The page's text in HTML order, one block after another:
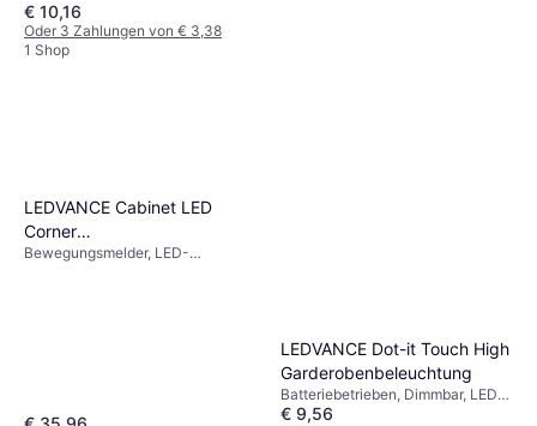
€ 10,16
Oder 3 Zahlungen von € 3,38
1 Shop
LEDVANCE Cabinet LED
Corner
Garderobenbeleuchtung
Bewegungsmelder, LED-
LEDVANCE Dot-it Touch High
Garderobenbeleuchtung
Batteriebetrieben, Dimmbar, LED-
Beleuchtung, Weiß, Kunststoff, IP-
€ 9,56